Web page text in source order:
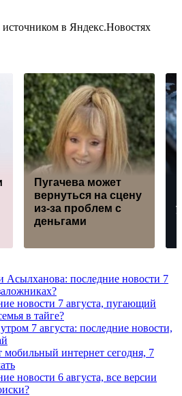
в Яндекс.Новостях
Пугачева может
вернуться на сцену
из-за проблем с
деньгами
Асылханова: последние новости 7
новости 7 августа, пугающий
в тайге?
7 августа: последние новости,
мобильный интернет сегодня, 7
новости 6 августа, все версии